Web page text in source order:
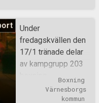
Under
fredagskvällen den
17/1 tränade delar
av kampgrupp 203
Boxning
Värnesborgs
kommun